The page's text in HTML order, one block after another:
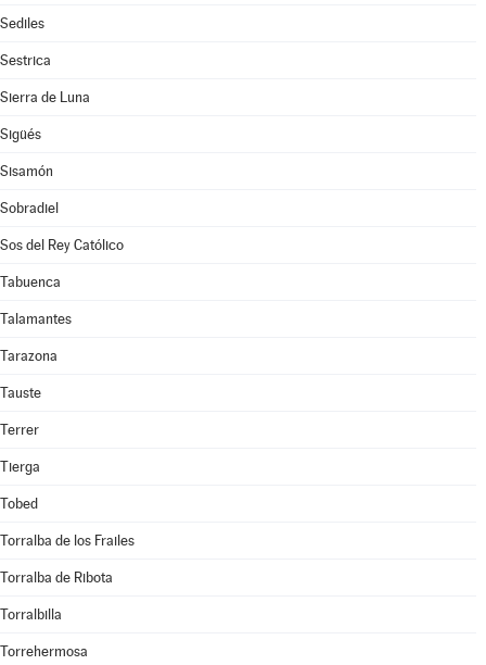
Sediles
Sestrica
Sierra de Luna
Sigüés
Sisamón
Sobradiel
Sos del Rey Católico
Tabuenca
Talamantes
Tarazona
Tauste
Terrer
Tierga
Tobed
Torralba de los Frailes
Torralba de Ribota
Torralbilla
Torrehermosa